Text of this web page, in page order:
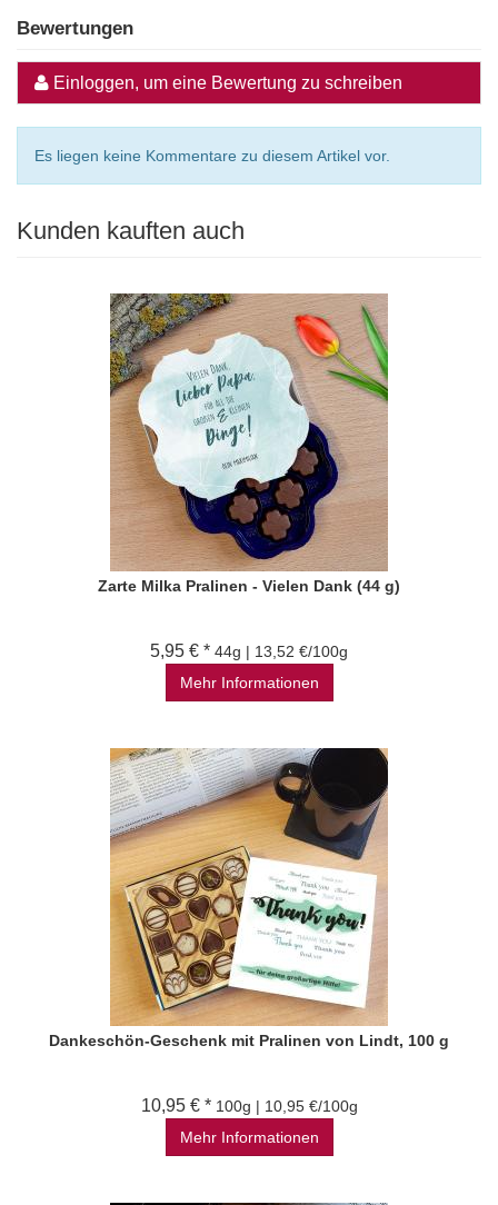
Bewertungen
Einloggen, um eine Bewertung zu schreiben
Es liegen keine Kommentare zu diesem Artikel vor.
Kunden kauften auch
Zarte Milka Pralinen - Vielen Dank (44 g)
5,95 € * 44g | 13,52 €/100g
Mehr Informationen
Dankeschön-Geschenk mit Pralinen von Lindt, 100 g
10,95 € * 100g | 10,95 €/100g
Mehr Informationen